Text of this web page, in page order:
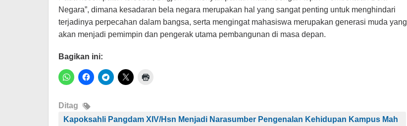
Negara”, dimana kesadaran bela negara merupakan hal yang sangat penting untuk menghindari
terjadinya perpecahan dalam bangsa, serta mengingat mahasiswa merupakan generasi muda yang
akan menjadi pemimpin dan pengerak utama pembangunan di masa depan.
Bagikan ini:
Ditag
Kapoksahli Pangdam XIV/Hsn Menjadi Narasumber Pengenalan Kehidupan Kampus Mah